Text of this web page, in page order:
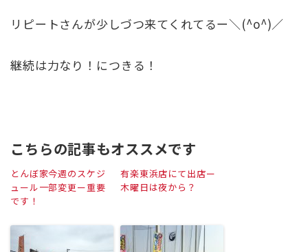
リピートさんが少しづつ来てくれてるー＼(^o^)／
継続は力なり！につきる！
こちらの記事もオススメです
とんぼ家今週のスケジ
ュール一部変更ー重要
です！
有楽東浜店にて出店ー
木曜日は夜から？